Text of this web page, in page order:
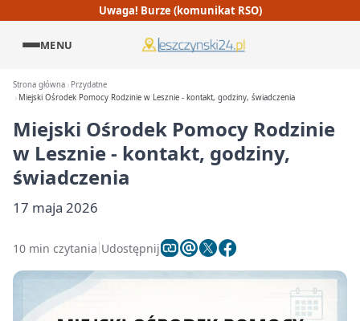
Uwaga! Burze (komunikat RSO)
MENU
Strona główna
Przydatne
Miejski Ośrodek Pomocy Rodzinie w Lesznie - kontakt, godziny, świadczenia
Miejski Ośrodek Pomocy Rodzinie
w Lesznie - kontakt, godziny,
świadczenia
17 maja 2026
10 min czytania Udostępnij